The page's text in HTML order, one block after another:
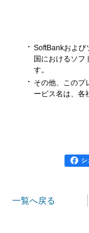
SoftBankおよび
国におけるソフ
す。
その他、このプ
ービス名は、各
シ
一覧へ戻る